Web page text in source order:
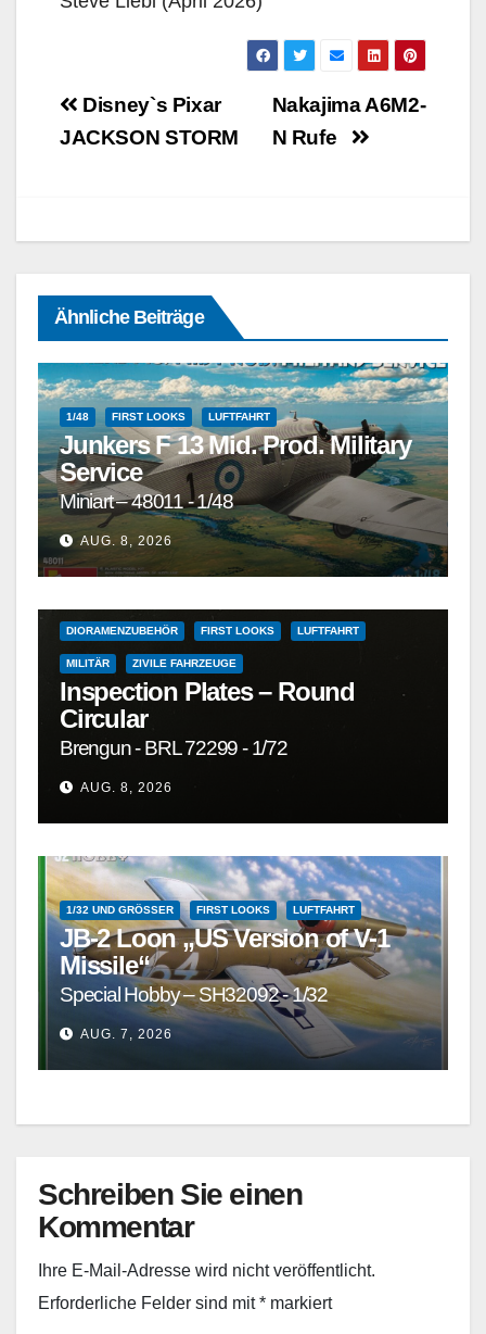
BeitragsnavigationNakajima A6M2-
N Rufe
Disney`s Pixar
JACKSON STORM
Ähnliche Beiträge
1/48 FIRST LOOKS LUFTFAHRT
Junkers F 13 Mid. Prod. Military
Service
Miniart – 48011 - 1/48
AUG. 8, 2026
1/72 1/72 UND GRÖSSER 1/72 UND KLEINER
DETAILSÄTZE, MASKEN, DECALS UND ZUBEHÖR
DIORAMENZUBEHÖR FIRST LOOKS LUFTFAHRT
MILITÄR ZIVILE FAHRZEUGE
Inspection Plates – Round
Circular
Brengun - BRL 72299 - 1/72
AUG. 8, 2026
1/32 UND GRÖSSER FIRST LOOKS LUFTFAHRT
JB-2 Loon „US Version of V-1
Missile“
Special Hobby – SH32092 - 1/32
AUG. 7, 2026
Schreiben Sie einen
Kommentar
Ihre E-Mail-Adresse wird nicht veröffentlicht.
Erforderliche Felder sind mit* markiert